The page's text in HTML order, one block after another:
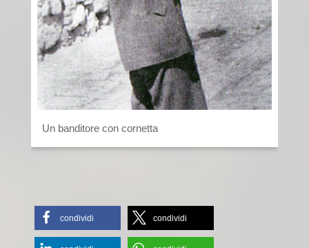
Un banditore con cornetta
condividi condividi